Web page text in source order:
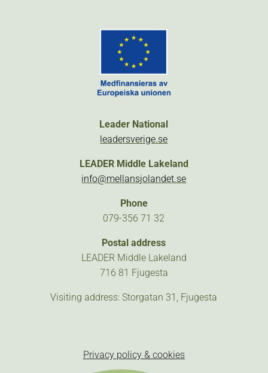
Leader National
leadersverige.se
LEADER Middle Lakeland
info@mellansjolandet.se
Phone
079-356 71 32
Postal address
LEADER Middle Lakeland
716 81 Fjugesta
Visiting address: Storgatan 31, Fjugesta
Privacy policy & cookies